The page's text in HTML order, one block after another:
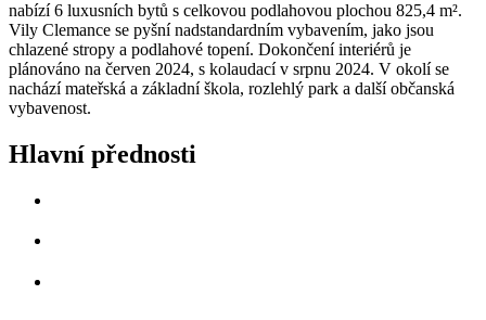
nabízí 6 luxusních bytů s celkovou podlahovou plochou 825,4 m².
Vily Clemance se pyšní nadstandardním vybavením, jako jsou
chlazené stropy a podlahové topení. Dokončení interiérů je
plánováno na červen 2024, s kolaudací v srpnu 2024. V okolí se
nachází mateřská a základní škola, rozlehlý park a další občanská
vybavenost.
Hlavní přednosti